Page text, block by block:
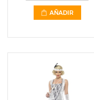
AÑADIR